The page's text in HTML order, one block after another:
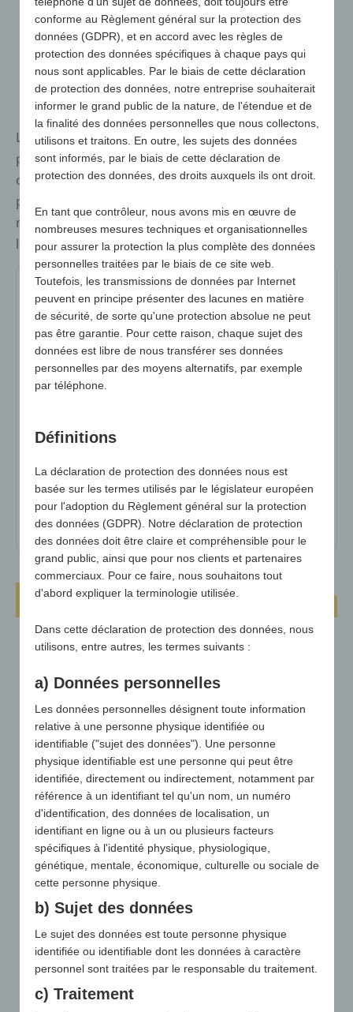
Les coussins de sièges sont des supports
publicitaires utiles pour les événements sportifs, les
concerts en plein air, le théâtre en plein air et bien
plus encore. Probablement le plus grand choix du
marché pour toutes les exigences de qualité et tous
les budgets !
N° d'art :4526
variante :noir
Dimensions :+/- 340 x 300 mm
poids :80g
Quantité minimale :250
matériel : mousse PE noire + revêtement polyester
sur la face avant
Coussin pour les genoux Gardenbest
conforme au Règlement général sur la protection des
données (GDPR), et en accord avec les règles de
protection des données spécifiques à chaque pays qui
nous sont applicables. Par le biais de cette déclaration
de protection des données, notre entreprise souhaiterait
informer le grand public de la nature, de l'étendue et de
la finalité des données personnelles que nous collectons,
utilisons et traitons. En outre, les sujets des données
sont informés, par le biais de cette déclaration de
protection des données, des droits auxquels ils ont droit.
En tant que contrôleur, nous avons mis en œuvre de
nombreuses mesures techniques et organisationnelles
pour assurer la protection la plus complète des données
personnelles traitées par le biais de ce site web.
Toutefois, les transmissions de données par Internet
peuvent en principe présenter des lacunes en matière
de sécurité, de sorte qu'une protection absolue ne peut
pas être garantie. Pour cette raison, chaque sujet des
données est libre de nous transférer ses données
personnelles par des moyens alternatifs, par exemple
par téléphone.
Définitions
La déclaration de protection des données nous est
basée sur les termes utilisés par le législateur européen
pour l'adoption du Règlement général sur la protection
des données (GDPR). Notre déclaration de protection
des données doit être claire et compréhensible pour le
grand public, ainsi que pour nos clients et partenaires
commerciaux. Pour ce faire, nous souhaitons tout
d'abord expliquer la terminologie utilisée.
Dans cette déclaration de protection des données, nous
utilisons, entre autres, les termes suivants :
a) Données personnelles
Les données personnelles désignent toute information
relative à une personne physique identifiée ou
identifiable ("sujet des données"). Une personne
physique identifiable est une personne qui peut être
identifiée, directement ou indirectement, notamment par
référence à un identifiant tel qu'un nom, un numéro
d'identification, des données de localisation, un
identifiant en ligne ou à un ou plusieurs facteurs
spécifiques à l'identité physique, physiologique,
génétique, mentale, économique, culturelle ou sociale de
cette personne physique.
b) Sujet des données
Le sujet des données est toute personne physique
identifiée ou identifiable dont les données à caractère
personnel sont traitées par le responsable du traitement.
c) Traitement